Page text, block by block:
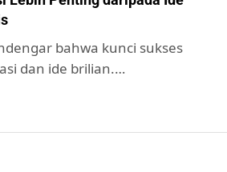
bahwa kunci sukses
dan ide brilian.…